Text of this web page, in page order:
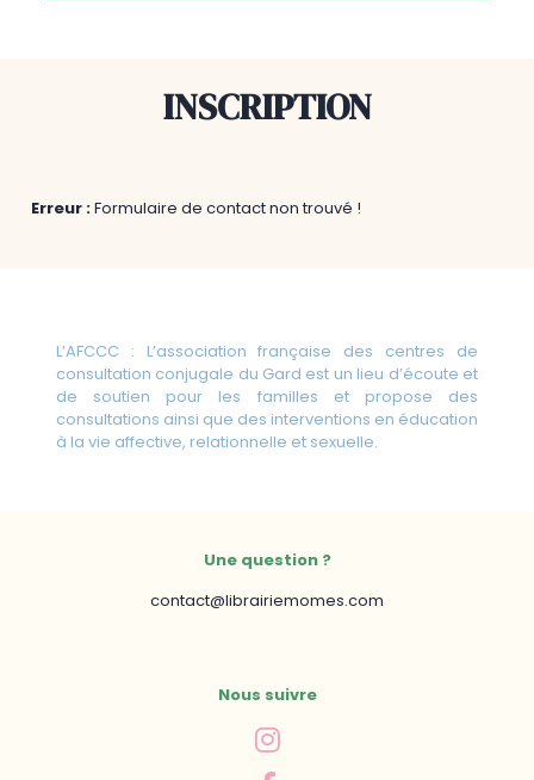
INSCRIPTION
Erreur :Formulaire de contact non trouvé !
L’AFCCC : L’association française des centres de
consultation conjugale du Gard est un lieu d’écoute et
de soutien pour les familles et propose des
consultations ainsi que des interventions en éducation
à la vie affective, relationnelle et sexuelle.
Une question ?
contact@librairiemomes.com
Nous suivre